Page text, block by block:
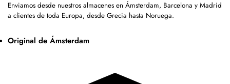
Enviamos desde nuestros almacenes en Ámsterdam, Barcelona y Madrid
a clientes de toda Europa, desde Grecia hasta Noruega.
Original de Ámsterdam